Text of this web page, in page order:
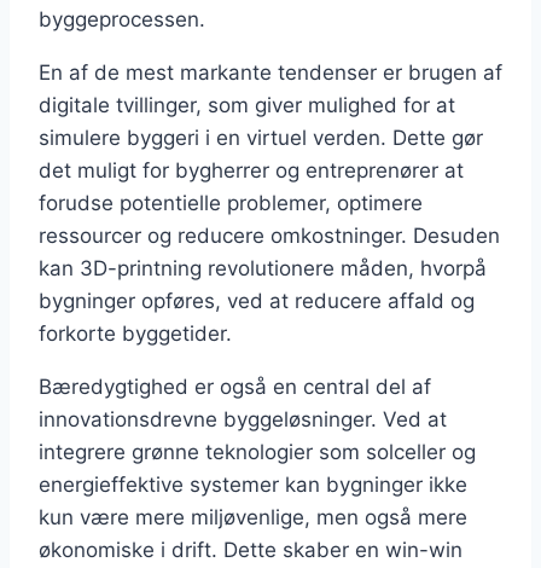
byggeprocessen.
En af de mest markante tendenser er brugen af
digitale tvillinger, som giver mulighed for at
simulere byggeri i en virtuel verden. Dette gør
det muligt for bygherrer og entreprenører at
forudse potentielle problemer, optimere
ressourcer og reducere omkostninger. Desuden
kan 3D-printning revolutionere måden, hvorpå
bygninger opføres, ved at reducere affald og
forkorte byggetider.
Bæredygtighed er også en central del af
innovationsdrevne byggeløsninger. Ved at
integrere grønne teknologier som solceller og
energieffektive systemer kan bygninger ikke
kun være mere miljøvenlige, men også mere
økonomiske i drift. Dette skaber en win-win